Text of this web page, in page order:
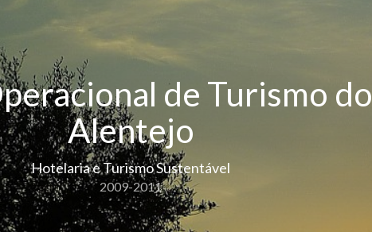
de Turismo do
Alentejo
Hotelaria e Turismo Sustentável
2009-2011